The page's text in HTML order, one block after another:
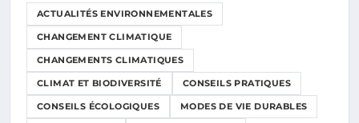
ACTUALITÉS ENVIRONNEMENTALES
CHANGEMENT CLIMATIQUE
CHANGEMENTS CLIMATIQUES
CLIMAT ET BIODIVERSITÉ CONSEILS PRATIQUES
CONSEILS ÉCOLOGIQUES MODES DE VIE DURABLES